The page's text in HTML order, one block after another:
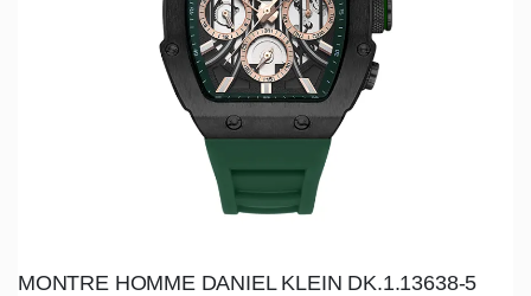
MONTRE HOMME DANIEL KLEIN DK.1.13638-5